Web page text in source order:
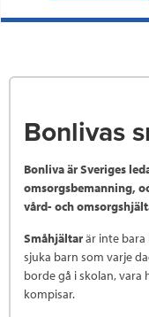
Bonlivas
Bonliva är Sveriges
omsorgsbemanning,
vård- och
Småhjältarär inte bara
sjuka barn som varje
borde gå i skolan, vara
kompisar.